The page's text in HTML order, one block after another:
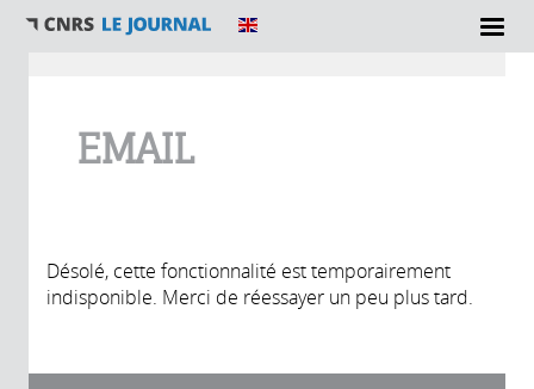
EMAIL
Désolé, cette fonctionnalité est temporairement
indisponible. Merci de réessayer un peu plus tard.